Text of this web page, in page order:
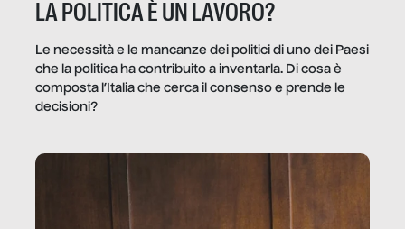
LA POLITICA È UN LAVORO?
Le necessità e le mancanze dei politici di uno dei Paesi
che la politica ha contribuito a inventarla. Di cosa è
composta l’Italia che cerca il consenso e prende le
decisioni?